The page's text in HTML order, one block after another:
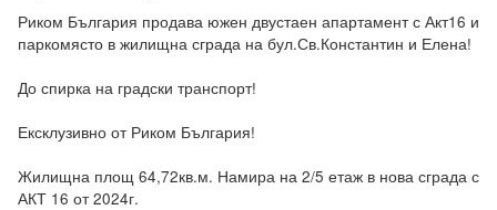
Риком България продава южен двустаен апартамент с Акт16 и
паркомясто в жилищна сграда на бул.Св.Константин и Елена!
До спирка на градски транспорт!
Ексклузивно от Риком България!
Жилищна площ 64,72кв.м. Намира на 2/5 етаж в нова сграда с
АКТ 16 от 2024г.